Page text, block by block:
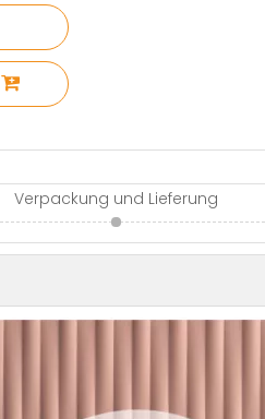
Verpackung und Lieferung